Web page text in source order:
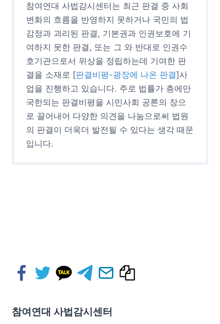
참여연대 사법감시센터는 최근 판결 중 사회
변화의 흐름을 반영하지 못하거나 국민의 법
감정과 괴리된 판결, 기본권과 인권보호에 기
여하지 못한 판결, 또는 그 와 반대로 인권수
호기관으로서 위상을 정립하는데 기여한 판
결을 소재로 [판결비평-광장에 나온 판결]사
업을 진행하고 있습니다. 주로 법률가 층에만
국한되는 판결비평을 시민사회 공론의 장으
로 끌어내어 다양한 의견을 나눔으로써 법원
의 판결이 더욱더 발전될 수 있다는 생각 때문
입니다.
참여연대 사법감시센터